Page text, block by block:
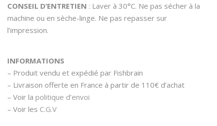
CONSEIL D’ENTRETIEN : Laver à 30°C. Ne pas sécher à la
machine ou en sèche-linge. Ne pas repasser sur
l’impression.
INFORMATIONS
– Produit vendu et expédié par Fishbrain
– Livraison offerte en France à partir de 110€ d’achat
– Voir la politique d’envoi
– Voir les C.G.V